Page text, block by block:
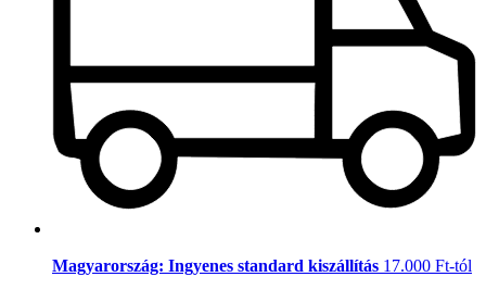
Magyarország: Ingyenes standard kiszállítás 17.000 Ft-tól